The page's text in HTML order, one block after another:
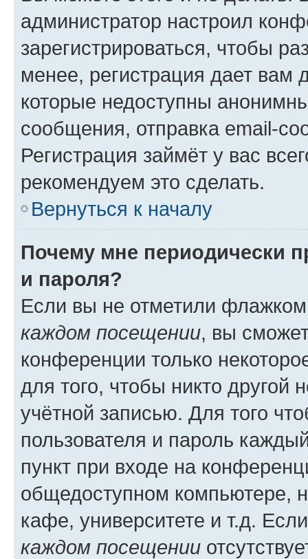
администратор настроил
зарегистрироваться, чтобы
менее, регистрация дает вам
которые недоступны
сообщения, отправка email-
Регистрация займёт у вас
рекомендуем это сделать.
Вернуться к началу
Почему мне периодически
и пароля?
Если вы не отметили
каждом посещении, вы
конференции только
для того, чтобы никто другой
учётной записью. Для того
пользователя и пароль
пункт при входе на
общедоступном компьютере,
кафе, университете и т.д.
каждом посещении